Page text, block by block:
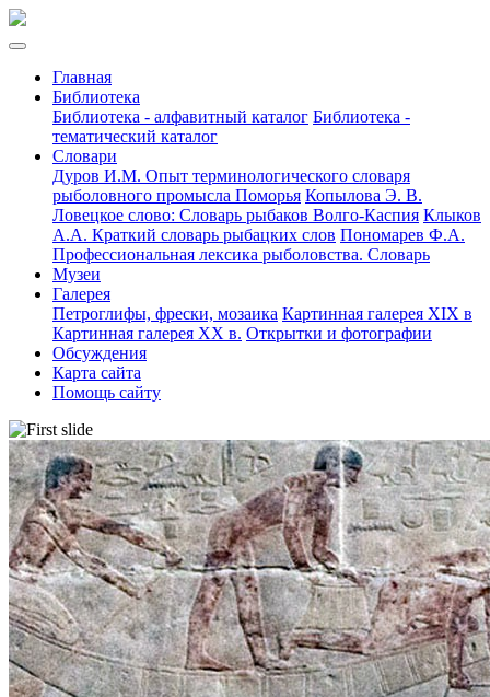
Главная
Библиотека
Библиотека - алфавитный каталог Библиотека -
тематический каталог
Словари
Дуров И.М. Опыт терминологического словаря
рыболовного промысла Поморья Копылова Э. В.
Ловецкое слово: Словарь рыбаков Волго-Каспия Клыков
А.А. Краткий словарь рыбацких слов Пономарев Ф.А.
Профессиональная лексика рыболовства. Словарь
Музеи
Галерея
Петроглифы, фрески, мозаика Картинная галерея XIX в
Картинная галерея XX в. Открытки и фотографии
Обсуждения
Карта сайта
Помощь сайту